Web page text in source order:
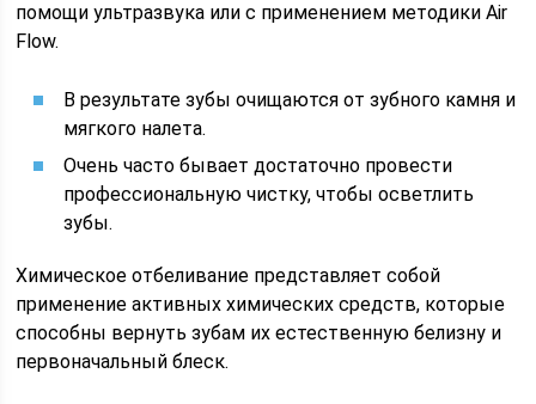
помощи ультразвука или с применением методики Air
Flow.
В результате зубы очищаются от зубного камня и
мягкого налета.
Очень часто бывает достаточно провести
профессиональную чистку, чтобы осветлить
зубы.
Химическое отбеливание представляет собой
применение активных химических средств, которые
способны вернуть зубам их естественную белизну и
первоначальный блеск.